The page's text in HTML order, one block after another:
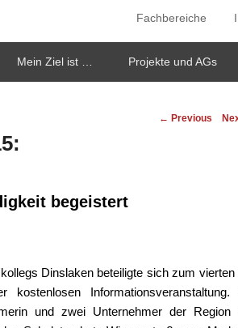
Fachbereiche
Mein Ziel ist … Projekte und AGs
Post
← Previous
begeistert
Dinslaken beteiligte sich zum vierten
Informationsveranstaltung.
und zwei Unternehmer der Region